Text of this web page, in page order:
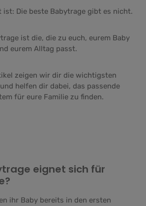
ist: Die beste Babytrage gibt es nicht.
ist die, die zu euch, eurem Baby
eurem Alltag passt.
zeigen wir dir die wichtigsten
helfen dir dabei, das passende
für eure Familie zu finden.
eignet sich für
ihr Baby bereits in den ersten